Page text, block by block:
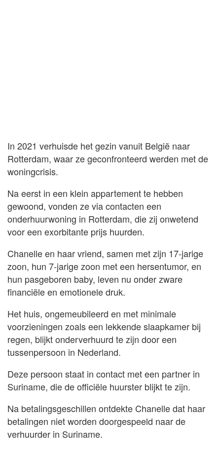
In 2021 verhuisde het gezin vanuit België naar
Rotterdam, waar ze geconfronteerd werden met de
woningcrisis.
Na eerst in een klein appartement te hebben
gewoond, vonden ze via contacten een
onderhuurwoning in Rotterdam, die zij onwetend
voor een exorbitante prijs huurden.
Chanelle en haar vriend, samen met zijn 17-jarige
zoon, hun 7-jarige zoon met een hersentumor, en
hun pasgeboren baby, leven nu onder zware
financiële en emotionele druk.
Het huis, ongemeubileerd en met minimale
voorzieningen zoals een lekkende slaapkamer bij
regen, blijkt onderverhuurd te zijn door een
tussenpersoon in Nederland.
Deze persoon staat in contact met een partner in
Suriname, die de officiële huurster blijkt te zijn.
Na betalingsgeschillen ontdekte Chanelle dat haar
betalingen niet worden doorgespeeld naar de
verhuurder in Suriname.